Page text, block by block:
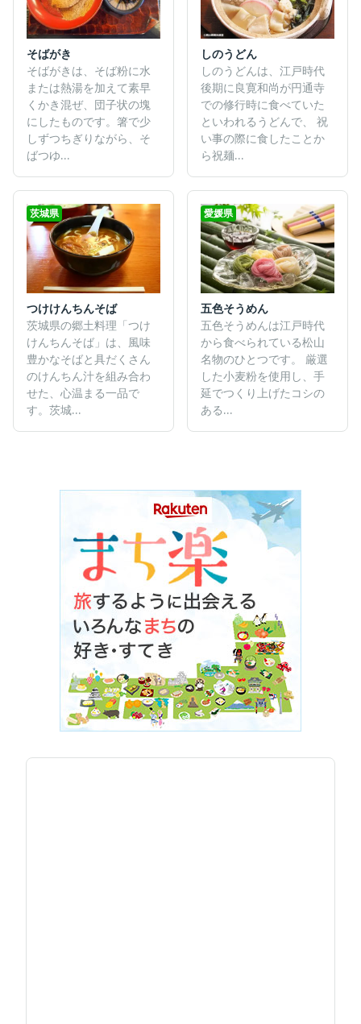
そばがき
そばがきは、そば粉に水
または熱湯を加えて素早
くかき混ぜ、団子状の塊
にしたものです。箸で少
しずつちぎりながら、そ
ばつゆ...
しのうどん
しのうどんは、江戸時代
後期に良寛和尚が円通寺
での修行時に食べていた
といわれるうどんで、 祝
い事の際に食したことか
ら祝麺...
茨城県
つけけんちんそば
茨城県の郷土料理「つけ
けんちんそば」は、風味
豊かなそばと具だくさん
のけんちん汁を組み合わ
せた、心温まる一品で
す。​茨城...
愛媛県
五色そうめん
五色そうめんは江戸時代
から食べられている松山
名物のひとつです。 厳選
した小麦粉を使用し、手
延でつくり上げたコシの
ある...